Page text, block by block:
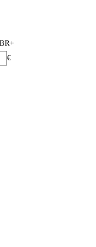
€